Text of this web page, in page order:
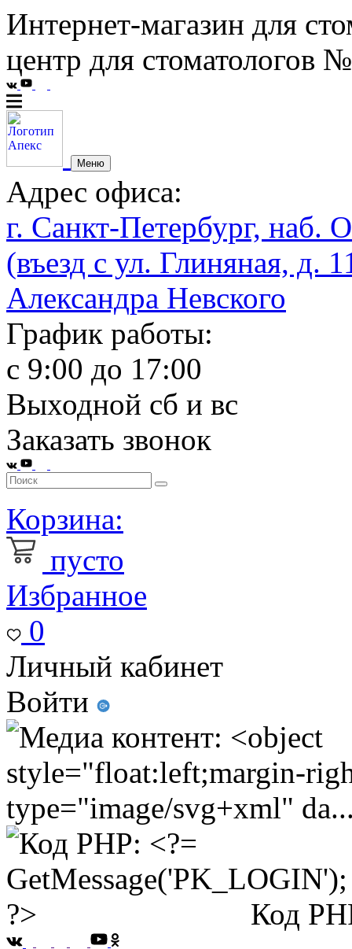
Интернет-магазин для
центр для стоматологов
Меню
Адрес офиса:
г. Санкт-Петербург, наб.
(въезд с ул. Глиняная, д.
Александра Невского
График работы:
с 9:00 до 17:00
Выходной сб и вс
Заказать звонок
Корзина:
пусто
Избранное
0
Личный кабинет
Войти
Код